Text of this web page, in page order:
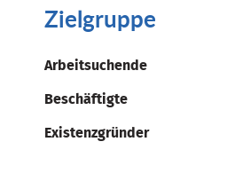
Zielgruppe
Arbeitsuchende
Beschäftigte
Existenzgründer